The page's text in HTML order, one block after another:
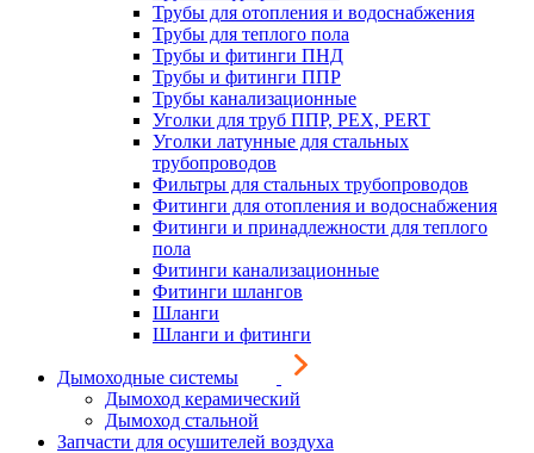
Трубы для отопления и водоснабжения
Трубы для теплого пола
Трубы и фитинги ПНД
Трубы и фитинги ППР
Трубы канализационные
Уголки для труб ППР, PEX, PERT
Уголки латунные для стальных
трубопроводов
Фильтры для стальных трубопроводов
Фитинги для отопления и водоснабжения
Фитинги и принадлежности для теплого
пола
Фитинги канализационные
Фитинги шлангов
Шланги
Шланги и фитинги
Дымоходные системы
Дымоход керамический
Дымоход стальной
Запчасти для осушителей воздуха